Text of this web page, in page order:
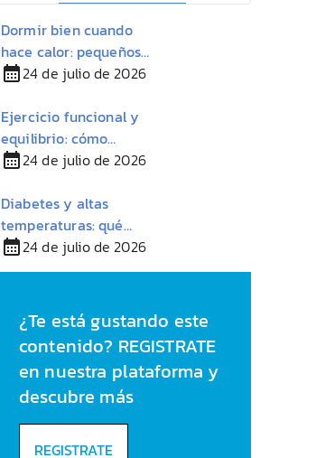
Dormir bien cuando
hace calor: pequeños
cambios para descansar
24 de julio de 2026
Ejercicio funcional y
equilibrio: cómo
mantener la autonomía
24 de julio de 2026
Diabetes y altas
temperaturas: qué
conviene tener en
cuenta durante el
24 de julio de 2026
¿Te está gustando este
contenido? REGISTRATE
en nuestra plataforma y
descubre más
REGISTRATE